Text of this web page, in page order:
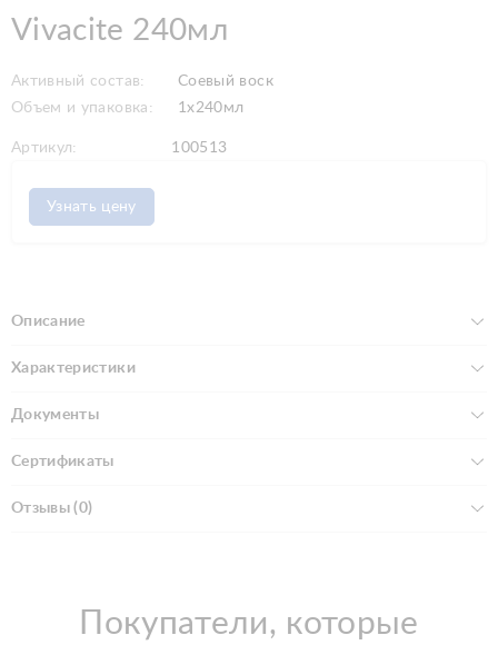
Vivacite 240мл
Активный состав:
Соевый воск
Объем и упаковка:
1x240мл
Артикул: 100513
Узнать цену
Описание
Характеристики
Документы
Сертификаты
Отзывы (0)
Покупатели, которые